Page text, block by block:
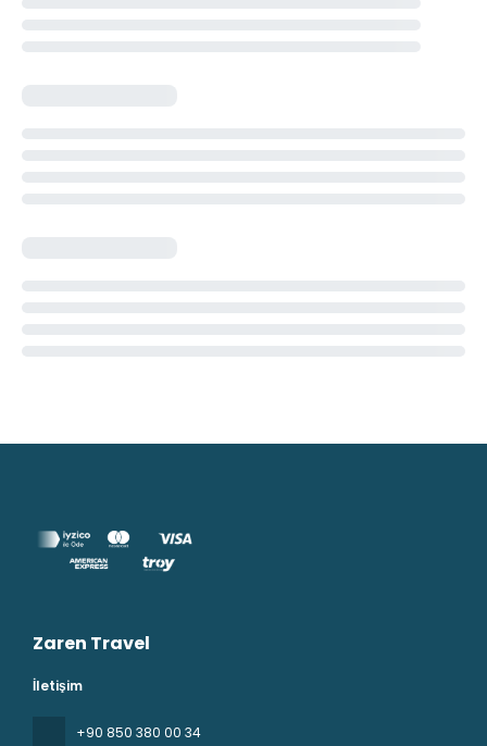
Zaren Travel
İletişim
+90 850 380 00 34